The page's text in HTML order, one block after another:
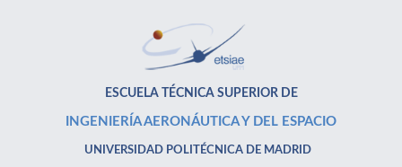
ESCUELA TÉCNICA SUPERIOR DE
INGENIERÍA AERONÁUTICA Y DEL ESPACIO
UNIVERSIDAD POLITÉCNICA DE MADRID